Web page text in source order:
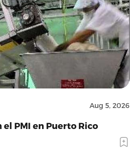
Aug 5, 2026
PMI en Puerto Rico